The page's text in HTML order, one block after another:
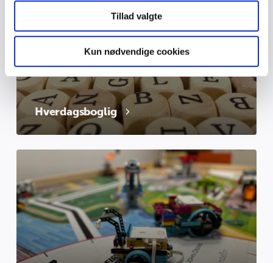
for sociale medier, annonceringspartnere og
analysepartnere. Vores partnere kan kombinere disse
data med andre oplysninger, du har givet dem, eller som
de har indsamlet fra din brug af deres tjenester.
Tillad valgte
Kun nødvendige cookies
Hverdagsboglig